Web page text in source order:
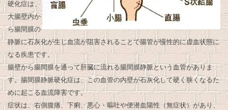
硬化症は、
大腸壁内か
ら腸間膜の
静脈に石灰化が生じ血流が阻害されることで腸管が慢性的に虚血状態に
なる疾患です。
腸壁から腸間膜を通って肝臓に流れる腸間膜静脈という血管がありま
す。腸間膜静脈硬化症は、この血管の内壁が石灰化して硬く狭くなるた
めに起こる血流障害です。
症状は、右側腹痛、下痢、悪心・嘔吐や便潜血陽性（無症状）があり、